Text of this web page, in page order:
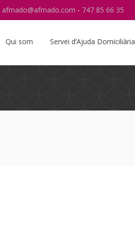
afmado@afmado.com - 747 85 66 35
Qui som Servei d’Ajuda Domiciliària